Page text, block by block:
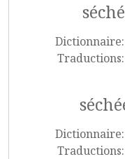
Dictionnaire:
Traductions:
Dictionnaire:
Traductions: